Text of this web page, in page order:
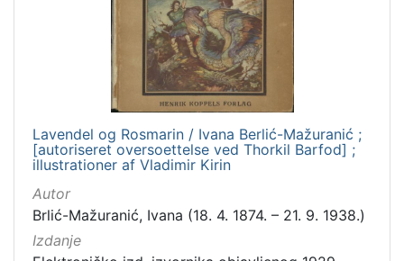
Lavendel og Rosmarin / Ivana Berlić-Mažuranić ;
[autoriseret oversoettelse ved Thorkil Barfod] ;
illustrationer af Vladimir Kirin
Autor
Brlić-Mažuranić, Ivana (18. 4. 1874. – 21. 9. 1938.)
Izdanje